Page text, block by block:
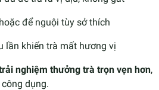
để nguội tùy sở thích
lần khiến trà mất hương vị
nghiệm thưởng trà trọn vẹn hơn,
dụng.